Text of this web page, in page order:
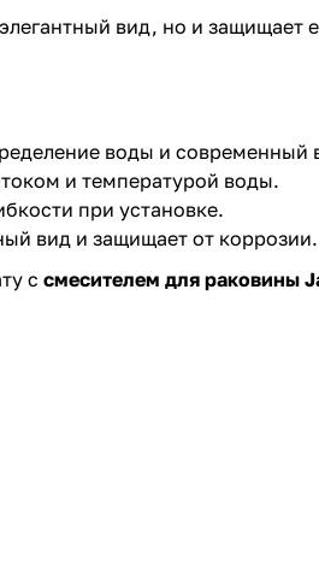
вид, но и защищает
воды и современный
и температурой воды.
при установке.
вид и защищает от коррозии.
с смесителем для раковины